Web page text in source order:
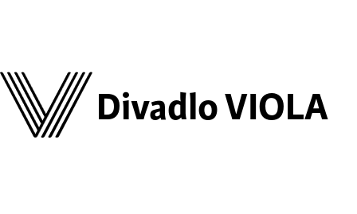
Divadlo VIOLA